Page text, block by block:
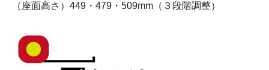
（座面高さ）449・479・509mm（３段階調整）